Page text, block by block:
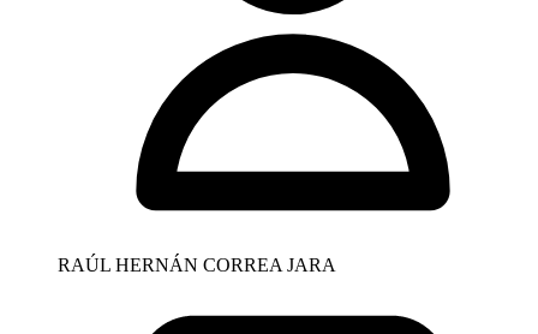
RAÚL HERNÁN CORREA JARA